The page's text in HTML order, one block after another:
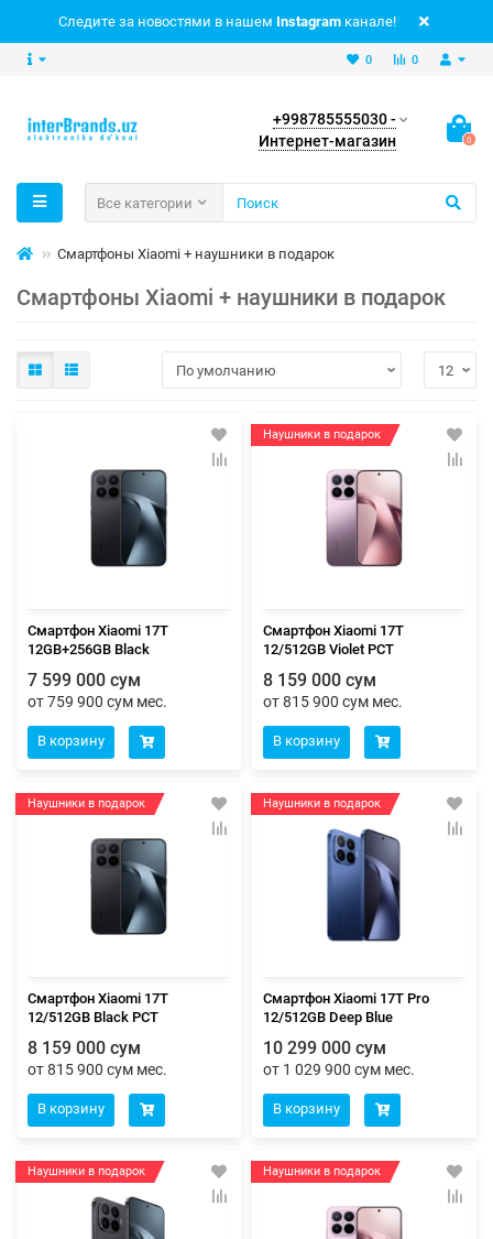
Следите за новостями в нашем Instagram канале!
0
0
+998785555030 -
Интернет-магазин
0
Все категории
Смартфоны Xiaomi + наушники в подарок
Смартфоны Xiaomi + наушники в подарок
Смартфон Xiaomi 17T
12GB+256GB Black
7 599 000 сум
от 759 900 сум мес.
В корзину
Наушники в подарок
Смартфон Xiaomi 17T
12/512GB Violet РСТ
8 159 000 сум
от 815 900 сум мес.
В корзину
Наушники в подарок
Смартфон Xiaomi 17T
12/512GB Black РСТ
8 159 000 сум
от 815 900 сум мес.
В корзину
Наушники в подарок
Смартфон Xiaomi 17T Pro
12/512GB Deep Blue
10 299 000 сум
от 1 029 900 сум мес.
В корзину
Наушники в подарок Наушники в подарок